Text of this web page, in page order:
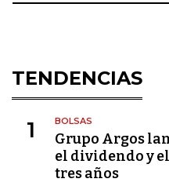
TENDENCIAS
1 BOLSAS
Grupo Argos
el dividendo y
tres años